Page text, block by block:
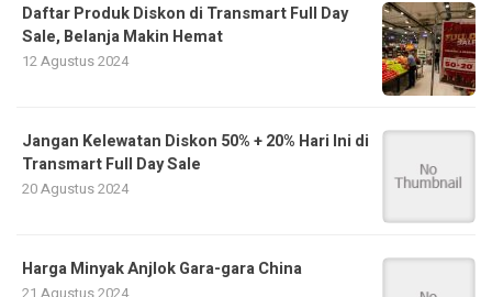
Daftar Produk Diskon di Transmart Full Day
Sale, Belanja Makin Hemat
12 Agustus 2024
Jangan Kelewatan Diskon 50% + 20% Hari Ini di
Transmart Full Day Sale
20 Agustus 2024
Harga Minyak Anjlok Gara-gara China